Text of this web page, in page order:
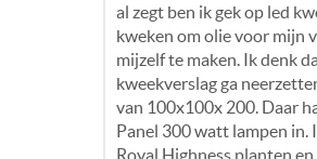
al zegt ben ik gek op led
kweken om olie voor mijn
mijzelf te maken. Ik denk
kweekverslag ga
van 100x100x 200. Daar
Panel 300 watt lampen in.
Royal Highness planten